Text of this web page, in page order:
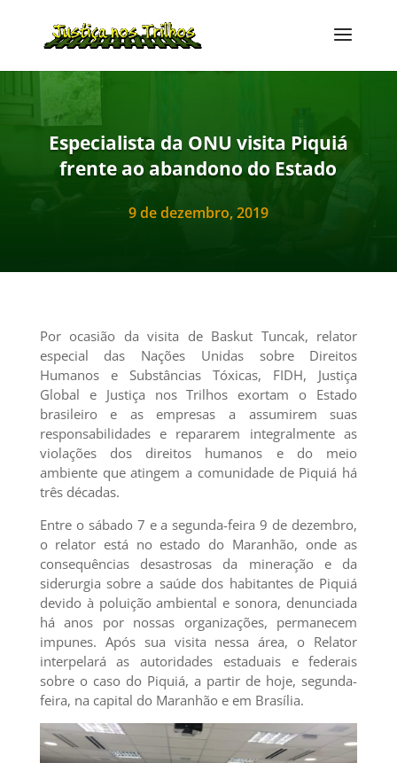
Especialista da ONU visita Piquiá
frente ao abandono do Estado
9 de dezembro, 2019
Por ocasião da visita de Baskut Tuncak, relator
especial das Nações Unidas sobre Direitos
Humanos e Substâncias Tóxicas, FIDH, Justiça
Global e Justiça nos Trilhos exortam o Estado
brasileiro e as empresas a assumirem suas
responsabilidades e repararem integralmente as
violações dos direitos humanos e do meio
ambiente que atingem a comunidade de Piquiá há
três décadas.
Entre o sábado 7 e a segunda-feira 9 de dezembro,
o relator está no estado do Maranhão, onde as
consequências desastrosas da mineração e da
siderurgia sobre a saúde dos habitantes de Piquiá
devido à poluição ambiental e sonora, denunciada
há anos por nossas organizações, permanecem
impunes. Após sua visita nessa área, o Relator
interpelará as autoridades estaduais e federais
sobre o caso do Piquiá, a partir de hoje, segunda-
feira, na capital do Maranhão e em Brasília.